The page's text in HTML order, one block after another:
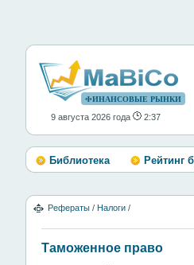
ФИНАНСОВЫЕ РЫНКИ
9 августа 2026 года 2:37
Библиотека Рейтинг
Рефераты / Налоги /
Таможенное право